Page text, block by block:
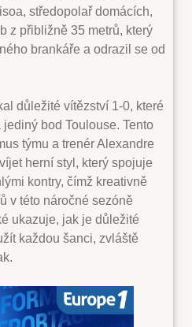
středopolař domácích,
z přibližně 35 metrů, který
brankáře a odrazil se od
důležité vítězství 1-0, které
bod Toulouse. Tento
týmu a trenér Alexandre
herní styl, který spojuje
kontry, čímž kreativně
v této náročné sezóně
ukazuje, jak je důležité
každou šanci, zvláště